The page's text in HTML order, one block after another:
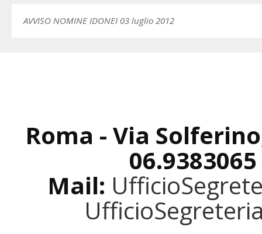
AVVISO NOMINE IDONEI 03 luglio 2012
Roma - Via
Mail: